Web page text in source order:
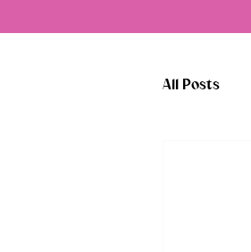
All Posts